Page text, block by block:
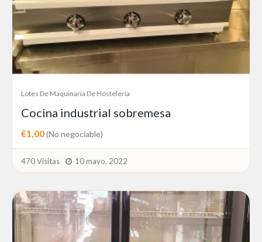
Lotes De Maquinaria De Hostelería
Cocina industrial sobremesa
€1,00(No negociable)
470 Visitas 10 mayo, 2022